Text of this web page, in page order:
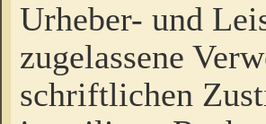
Urheber- und
zugelassene
schriftlichen